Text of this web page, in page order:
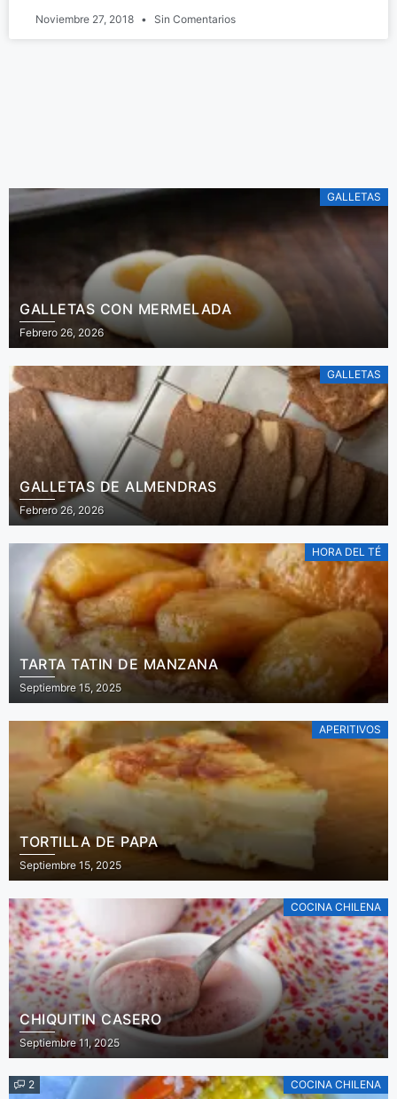
Noviembre 27, 2018 Sin Comentarios
Ensalada fácil
de tomates
GALLETAS
GALLETAS CON MERMELADA
Febrero 26, 2026
GALLETAS
GALLETAS DE ALMENDRAS
Febrero 26, 2026
HORA DEL TÉ
TARTA TATIN DE MANZANA
Septiembre 15, 2025
APERITIVOS
TORTILLA DE PAPA
Septiembre 15, 2025
COCINA CHILENA
CHIQUITIN CASERO
Septiembre 11, 2025
2 COCINA CHILENA